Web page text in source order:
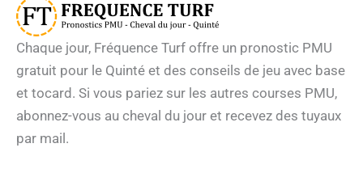
Chaque jour, Fréquence Turf offre un pronostic PMU
gratuit pour le Quinté et des conseils de jeu avec base
et tocard. Si vous pariez sur les autres courses PMU,
abonnez-vous au cheval du jour et recevez des tuyaux
par mail.